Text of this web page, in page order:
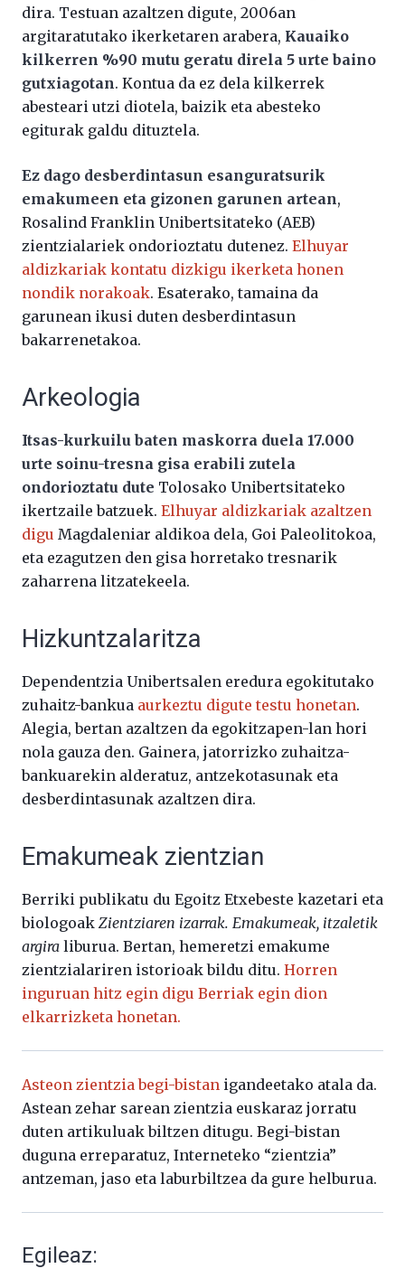
dira. Testuan azaltzen digute, 2006an
argitaratutako ikerketaren arabera, Kauaiko
kilkerren %90 mutu geratu direla 5 urte baino
gutxiagotan. Kontua da ez dela kilkerrek
abesteari utzi diotela, baizik eta abesteko
egiturak galdu dituztela.
Ez dago desberdintasun esanguratsurik
emakumeen eta gizonen garunen artean,
Rosalind Franklin Unibertsitateko (AEB)
zientzialariek ondorioztatu dutenez. Elhuyar
aldizkariak kontatu dizkigu ikerketa honen
nondik norakoak. Esaterako, tamaina da
garunean ikusi duten desberdintasun
bakarrenetakoa.
Arkeologia
Itsas-kurkuilu baten maskorra duela 17.000
urte soinu-tresna gisa erabili zutela
ondorioztatu dute Tolosako Unibertsitateko
ikertzaile batzuek. Elhuyar aldizkariak azaltzen
digu Magdaleniar aldikoa dela, Goi Paleolitokoa,
eta ezagutzen den gisa horretako tresnarik
zaharrena litzatekeela.
Hizkuntzalaritza
Dependentzia Unibertsalen eredura egokitutako
zuhaitz-bankua aurkeztu digute testu honetan.
Alegia, bertan azaltzen da egokitzapen-lan hori
nola gauza den. Gainera, jatorrizko zuhaitza-
bankuarekin alderatuz, antzekotasunak eta
desberdintasunak azaltzen dira.
Emakumeak zientzian
Berriki publikatu du Egoitz Etxebeste kazetari eta
biologoak Zientziaren izarrak. Emakumeak, itzaletik
argira liburua. Bertan, hemeretzi emakume
zientzialariren istorioak bildu ditu. Horren
inguruan hitz egin digu Berriak egin dion
elkarrizketa honetan.
Asteon zientzia begi-bistan igandeetako atala da.
Astean zehar sarean zientzia euskaraz jorratu
duten artikuluak biltzen ditugu. Begi-bistan
duguna erreparatuz, Interneteko “zientzia”
antzeman, jaso eta laburbiltzea da gure helburua.
Egileaz: